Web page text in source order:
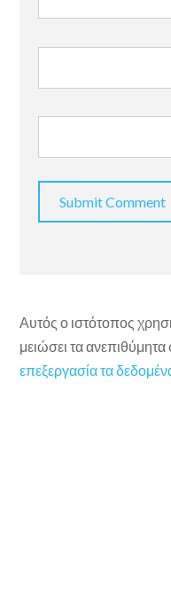
Αυτός ο ιστότοπος
μειώσει τα ανεπιθύμητα
επεξεργασία τα